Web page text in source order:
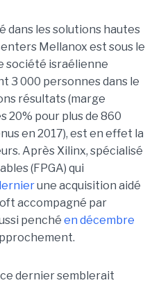
dans les solutions hautes
Mellanox est sous le
société israélienne
3 000 personnes dans le
résultats (marge
20% pour plus de 860
en 2017), est en effet la
Après Xilinx, spécialisé
(FPGA) qui
une acquisition aidé
accompagné par
penché en décembre
dernier semblerait